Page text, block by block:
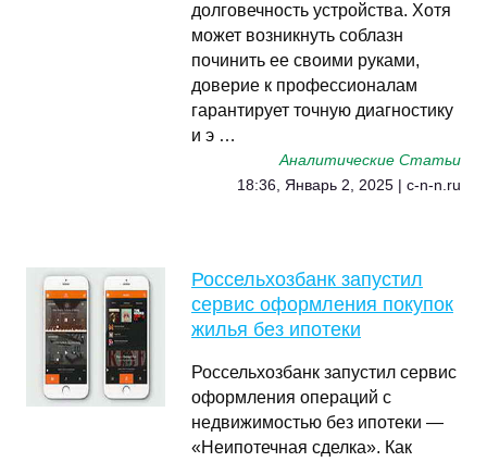
долговечность устройства. Хотя
может возникнуть соблазн
починить ее своими руками,
доверие к профессионалам
гарантирует точную диагностику
и э …
Аналитические Статьи
18:36, Январь 2, 2025 | c-n-n.ru
Россельхозбанк запустил
сервис оформления покупок
жилья без ипотеки
Россельхозбанк запустил сервис
оформления операций с
недвижимостью без ипотеки —
«Неипотечная сделка». Как